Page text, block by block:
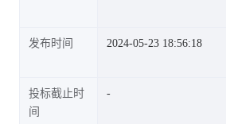
发布时间 2024-05-23 18:56:18
投标截止时
间